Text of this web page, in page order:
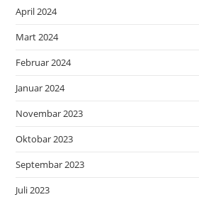
April 2024
Mart 2024
Februar 2024
Januar 2024
Novembar 2023
Oktobar 2023
Septembar 2023
Juli 2023